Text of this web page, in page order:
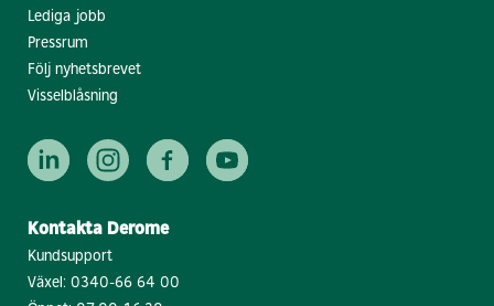
Lediga jobb
Pressrum
Följ nyhetsbrevet
Visselblåsning
Kontakta Derome
Kundsupport
Växel: 0340-66 64 00